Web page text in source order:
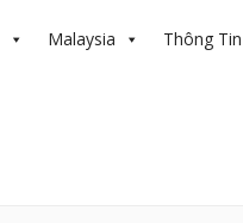
Malaysia Thông